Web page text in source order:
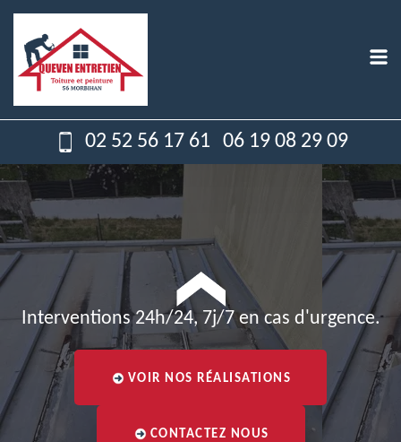
02 52 56 17 61 06 19 08 29 09
Interventions 24h/24, 7j/7 en cas d'urgence.
VOIR NOS RÉALISATIONS
CONTACTEZ NOUS